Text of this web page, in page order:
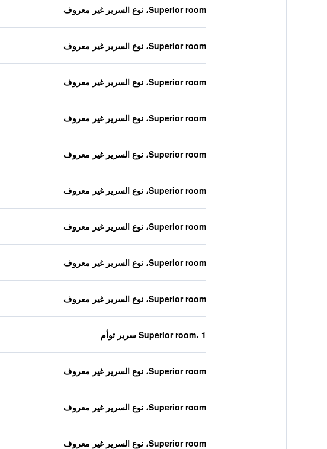
Superior room، نوع السرير غير معروف
Superior room، نوع السرير غير معروف
Superior room، نوع السرير غير معروف
Superior room، نوع السرير غير معروف
Superior room، نوع السرير غير معروف
Superior room، نوع السرير غير معروف
Superior room، نوع السرير غير معروف
Superior room، نوع السرير غير معروف
Superior room، نوع السرير غير معروف
Superior room، 1 سرير توأم
Superior room، نوع السرير غير معروف
Superior room، نوع السرير غير معروف
Superior room، نوع السرير غير معروف